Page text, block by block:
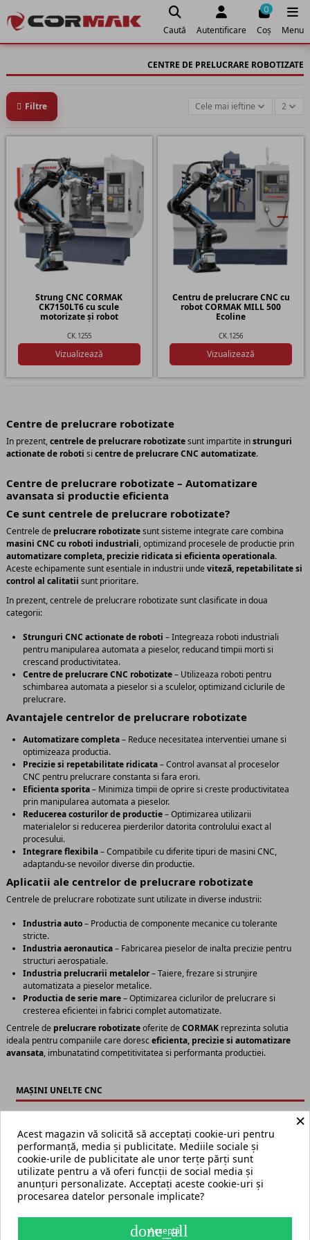
Caută Autentificare
0
Coș Menu
CENTRE DE PRELUCRARE ROBOTIZATE
Filtre Cele mai ieftine 2
Strung CNC CORMAK
CK7150LT6 cu scule
motorizate și robot
CK.1255
Vizualizează
Centru de prelucrare CNC cu
robot CORMAK MILL 500
Ecoline
CK.1256
Vizualizează
Centre de prelucrare robotizate
In prezent,centrele de prelucrare robotizatesunt impartite instrunguri
actionate de roboti si centre de prelucrare CNC automatizate.
Centre de prelucrare robotizate – Automatizare
avansata si productie eficienta
Ce sunt centrele de prelucrare robotizate?
Centrele de prelucrare robotizatesunt sisteme integrate care combina
masini CNC cu roboti industriali, optimizand procesele de productie prin
automatizare completa, precizie ridicata si eficienta operationala.
Aceste echipamente sunt esentiale in industrii undeviteză, repetabilitate si
control al calitatii sunt prioritare.
In prezent, centrele de prelucrare robotizate sunt clasificate in doua
categorii:
Strunguri CNC actionate de roboti – Integreaza roboti industriali
pentru manipularea automata a pieselor, reducand timpii morti si
crescand productivitatea.
Centre de prelucrare CNC robotizate– Utilizeaza roboti pentru
schimbarea automata a pieselor si a sculelor, optimizand ciclurile de
prelucrare.
Avantajele centrelor de prelucrare robotizate
Automatizare completa– Reduce necesitatea interventiei umane si
optimizeaza productia.
Precizie si repetabilitate ridicata– Control avansat al proceselor
CNC pentru prelucrare constanta si fara erori.
Eficienta sporita– Minimiza timpii de oprire si creste productivitatea
prin manipularea automata a pieselor.
Reducerea costurilor de productie– Optimizarea utilizarii
materialelor si reducerea pierderilor datorita controlului exact al
procesului.
Integrare flexibila– Compatibile cu diferite tipuri de masini CNC,
adaptandu-se nevoilor diverse din productie.
Aplicatii ale centrelor de prelucrare robotizate
Centrele de prelucrare robotizate sunt utilizate in diverse industrii:
Industria auto– Productia de componente mecanice cu tolerante
stricte.
Industria aeronautica– Fabricarea pieselor de inalta precizie pentru
structuri aerospatiale.
Industria prelucrarii metalelor– Taiere, frezare si strunjire
automatizata a pieselor metalice.
Productia de serie mare– Optimizarea ciclurilor de prelucrare si
cresterea eficientei in fabrici complet automatizate.
Centrele de prelucrare robotizateoferite deCORMAK reprezinta solutia
ideala pentru companiile care doresceficienta, precizie si automatizare
avansata, imbunatatind competitivitatea si performanta productiei.
MAȘINI UNELTE CNC
Strunguri CNC
Centre de prelucrare robotizate
Mașini de frezat CNC
Termeni și condiții Harta site
×
Acest magazin vă solicită să acceptați cookie-uri pentru
performanță, media și publicitate. Mediile sociale și
cookie-urile de publicitate ale unor terțe părți sunt
utilizate pentru a vă oferi funcții de social media și
anunțuri personalizate. Acceptați aceste cookie-uri și
procesarea datelor personale implicate?
done_all
Acceptă